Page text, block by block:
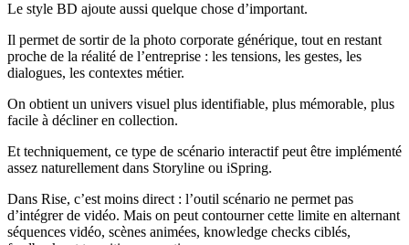
Le style BD ajoute aussi quelque chose d’important.
Il permet de sortir de la photo corporate générique, tout en restant
proche de la réalité de l’entreprise : les tensions, les gestes, les
dialogues, les contextes métier.
On obtient un univers visuel plus identifiable, plus mémorable, plus
facile à décliner en collection.
Et techniquement, ce type de scénario interactif peut être implémenté
assez naturellement dans Storyline ou iSpring.
Dans Rise, c’est moins direct : l’outil scénario ne permet pas
d’intégrer de vidéo. Mais on peut contourner cette limite en alternant
séquences vidéo, scènes animées, knowledge checks ciblés,